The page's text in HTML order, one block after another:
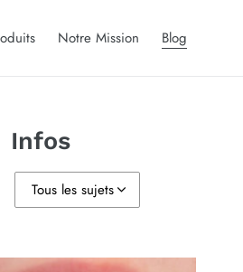
Notre Mission Blog
Infos